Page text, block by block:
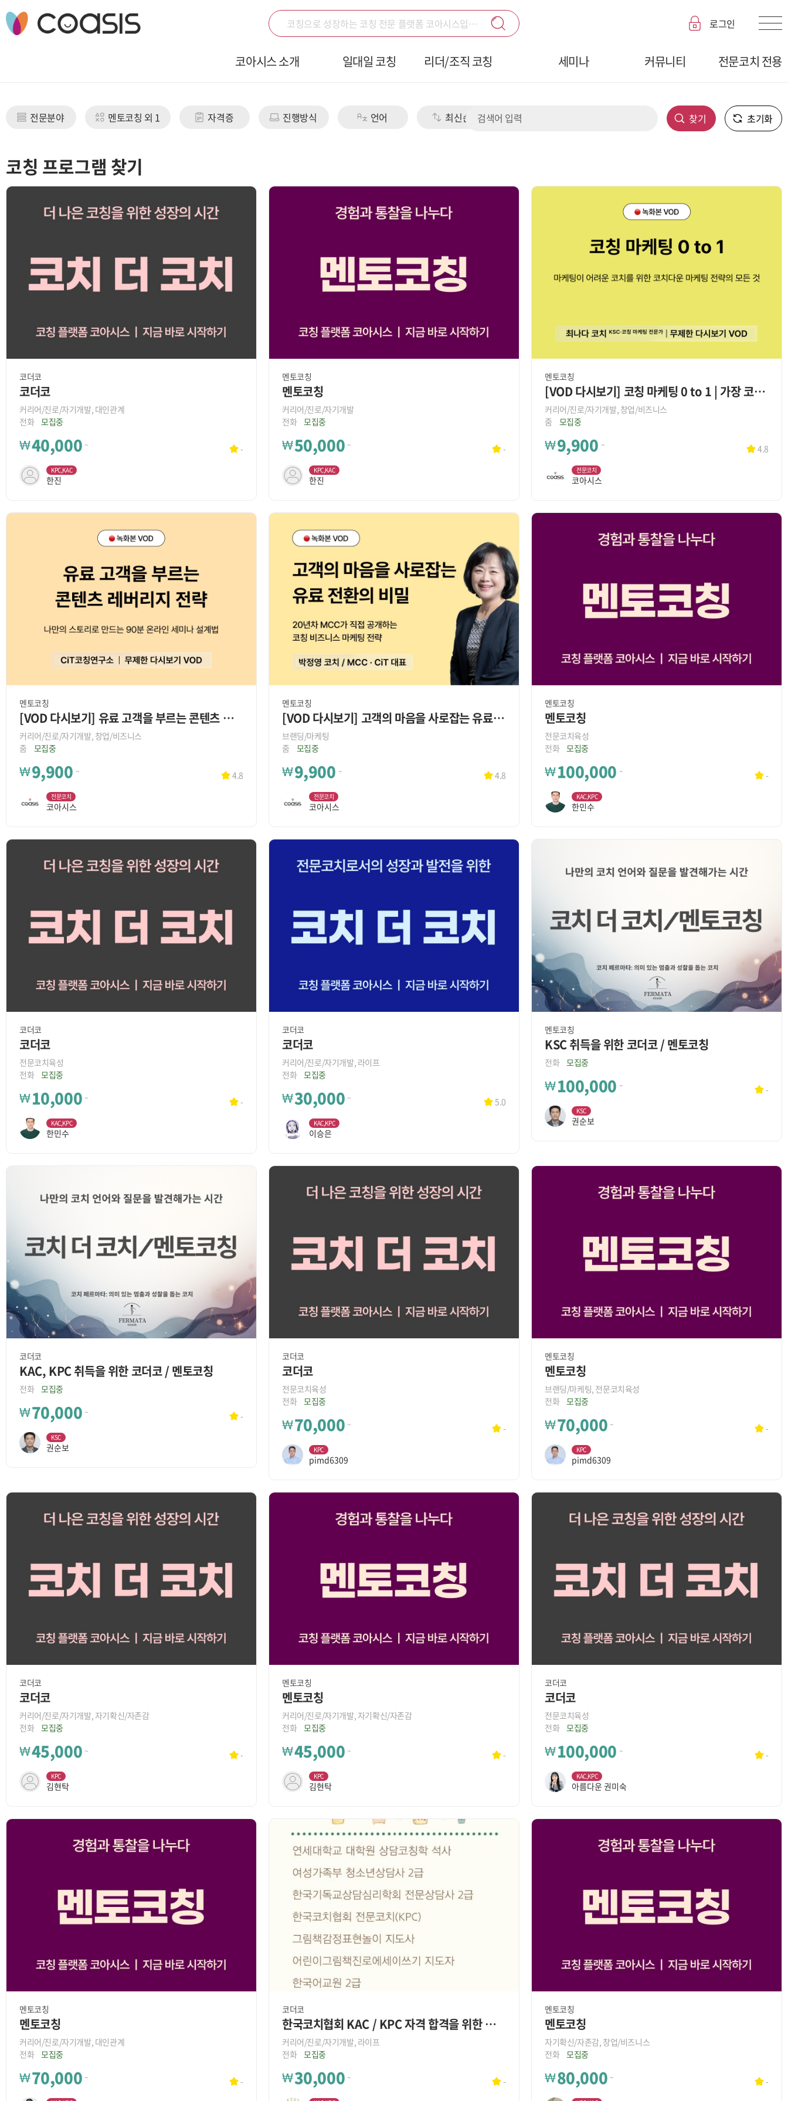
코칭으로 성장하는 코칭 전문 플랫폼 코아시스입니다.
로그인
코아시스 소개 일대일 코칭 리더/조직 코칭 세미나 커뮤니티 전문코치 전용
전문분야 멘토코칭 외 1 자격증 진행방식 언어 최신순 검색어 입력 찾기 초기화
코칭 프로그램 찾기
코더코
코더코
커리어/진로/자기개발, 대인관계
전화
모집중
₩40,000 ~ -
KPC,KAC
한진
멘토코칭
멘토코칭
커리어/진로/자기개발
전화
모집중
₩50,000 ~ -
KPC,KAC
한진
멘토코칭
[VOD 다시보기] 코칭 마케팅 0 to 1 | 가장 코치다운 마케팅 전략
커리어/진로/자기개발, 창업/비즈니스
줌
모집중
₩9,900 ~ 4.8
전문코치
코아시스
멘토코칭
[VOD 다시보기] 유료 고객을 부르는 콘텐츠 레버리지 전략
커리어/진로/자기개발, 창업/비즈니스
줌
모집중
₩9,900 ~ 4.8
전문코치
코아시스
멘토코칭
[VOD 다시보기] 고객의 마음을 사로잡는 유료 전환의 비밀
브랜딩/마케팅
줌
모집중
₩9,900 ~ 4.8
전문코치
코아시스
멘토코칭
멘토코칭
전문코치육성
전화
모집중
₩100,000 ~ -
KAC,KPC
한민수
코더코
코더코
전문코치육성
전화
모집중
₩10,000 ~ -
KAC,KPC
한민수
코더코
코더코
커리어/진로/자기개발, 라이프
전화
모집중
₩30,000 ~ 5.0
KAC,KPC
이승은
멘토코칭
KSC 취득을 위한 코더코 / 멘토코칭
전화 모집중
₩100,000 ~ -
KSC
권순보
코더코
KAC, KPC 취득을 위한 코더코 / 멘토코칭
전화 모집중
₩70,000 ~ -
KSC
권순보
코더코
코더코
전문코치육성
전화
모집중
₩70,000 ~ -
KPC
pimd6309
멘토코칭
멘토코칭
브랜딩/마케팅, 전문코치육성
전화
모집중
₩70,000 ~ -
KPC
pimd6309
코더코
코더코
커리어/진로/자기개발, 자기확신/자존감
전화
모집중
₩45,000 ~ -
KPC
김현탁
멘토코칭
멘토코칭
커리어/진로/자기개발, 자기확신/자존감
전화
모집중
₩45,000 ~ -
KPC
김현탁
코더코
코더코
전문코치육성
전화
모집중
₩100,000 ~ -
KAC,KPC
아름다운 권미숙
멘토코칭
멘토코칭
커리어/진로/자기개발, 대인관계
전화
모집중
₩70,000 ~ -
코더코
한국코치협회 KAC / KPC 자격 합격을 위한 일대일 코더코 모집
커리어/진로/자기개발, 라이프
전화
모집중
₩30,000 ~ -
멘토코칭
멘토코칭
자기확신/자존감, 창업/비즈니스
전화
모집중
₩80,000 ~ -